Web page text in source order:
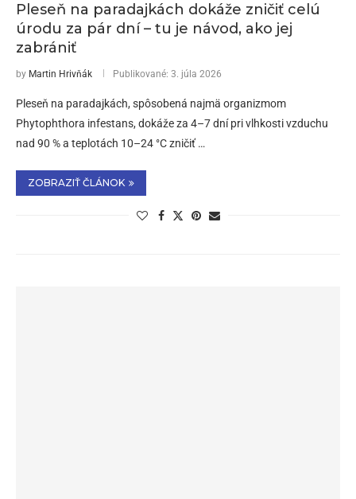
Pleseň na paradajkách dokáže zničiť celú
úrodu za pár dní – tu je návod, ako jej
zabrániť
by Martin Hrivňák Publikované: 3. júla 2026
Pleseň na paradajkách, spôsobená najmä organizmom
Phytophthora infestans, dokáže za 4–7 dní pri vlhkosti vzduchu
nad 90 % a teplotách 10–24 °C zničiť …
ZOBRAZIŤ ČLÁNOK